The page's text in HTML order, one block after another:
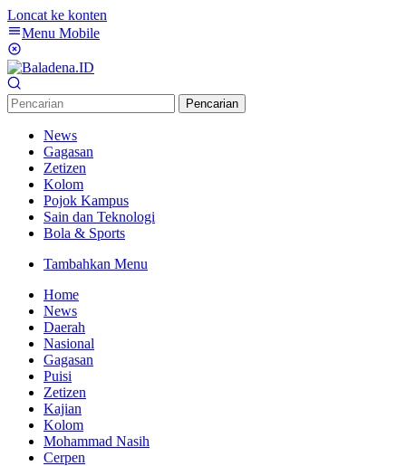
Loncat ke konten
Menu Mobile
Pencarian
News
Gagasan
Zetizen
Kolom
Pojok Kampus
Sain dan Teknologi
Bola & Sports
Tambahkan Menu
Home
News
Daerah
Nasional
Gagasan
Puisi
Zetizen
Kajian
Kolom
Mohammad Nasih
Cerpen